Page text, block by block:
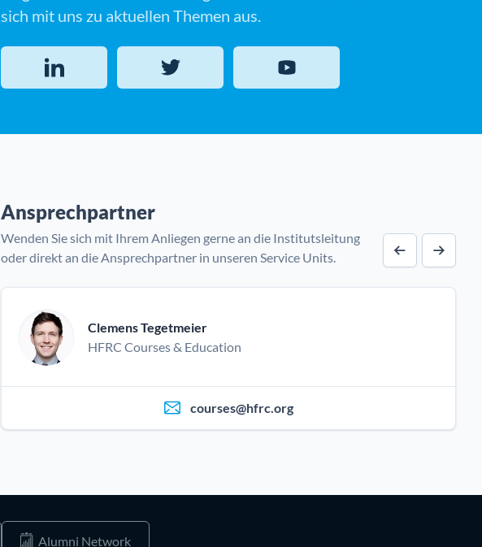
sich mit uns zu aktuellen Themen aus.
LinkedIn Twitter YouTube
Ansprechpartner
Wenden Sie sich mit Ihrem Anliegen gerne an die Institutsleitung
oder direkt an die Ansprechpartner in unseren Service Units.
Vorheriger
Clemens Tegetmeier
HFRC Courses & Education
courses@hfrc.org
Alumni Network